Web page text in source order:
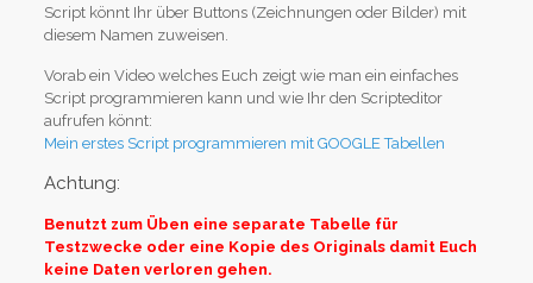
Script könnt Ihr über Buttons (Zeichnungen oder Bilder) mit
diesem Namen zuweisen.
Vorab ein Video welches Euch zeigt wie man ein einfaches
Script programmieren kann und wie Ihr den Scripteditor
aufrufen könnt:
Mein erstes Script programmieren mit GOOGLE Tabellen
Achtung:
Benutzt zum Üben eine separate Tabelle für
Testzwecke oder eine Kopie des Originals damit Euch
keine Daten verloren gehen.